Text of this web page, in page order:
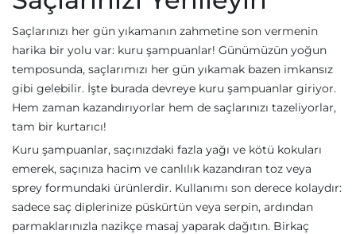
Saçlarınızı her gün yıkamanın zahmetine son vermenin
harika bir yolu var: kuru şampuanlar! Günümüzün yoğun
temposunda, saçlarımızı her gün yıkamak bazen imkansız
gibi gelebilir. İşte burada devreye kuru şampuanlar giriyor.
Hem zaman kazandırıyorlar hem de saçlarınızı tazeliyorlar,
tam bir kurtarıcı!
Kuru şampuanlar, saçınızdaki fazla yağı ve kötü kokuları
emerek, saçınıza hacim ve canlılık kazandıran toz veya
sprey formundaki ürünlerdir. Kullanımı son derece kolaydır:
sadece saç diplerinize püskürtün veya serpin, ardından
parmaklarınızla nazikçe masaj yaparak dağıtın. Birkaç